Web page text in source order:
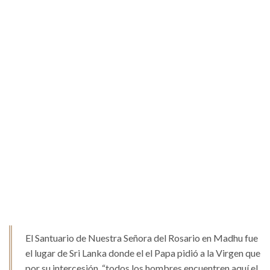
El Santuario de Nuestra Señora del Rosario en Madhu fue
el lugar de Sri Lanka donde el el Papa pidió a la Virgen que